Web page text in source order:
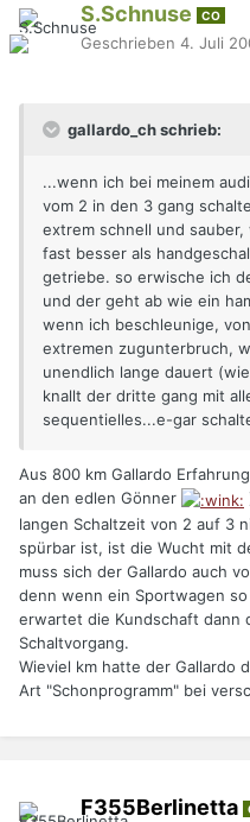
S.Schnuse CO
Geschrieben 4. Juli
gallardo_ch schrieb:
...wenn ich bei meinem
vom 2 in den 3 gang
extrem schnell und
fast besser als
getriebe. so erwische ich
und der geht ab wie ein
wenn ich beschleunige,
extremen zugunterbruch,
unendlich lange dauert
knallt der dritte gang mit
sequentielles...e-gar
Aus 800 km Gallardo
an den edlen Gönner
langen Schaltzeit von 2 auf 3
spürbar ist, ist die Wucht mit
muss sich der Gallardo auch
denn wenn ein Sportwagen
erwartet die Kundschaft dann
Schaltvorgang.
Wieviel km hatte der Gallardo
Art "Schonprogramm" bei
F355Berlinetta